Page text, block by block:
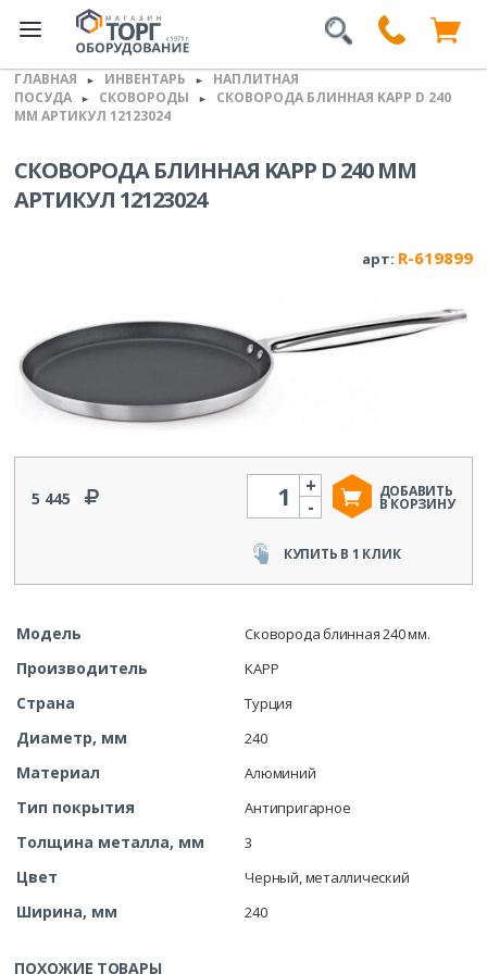
ГЛАВНАЯ ► ИНВЕНТАРЬ ►
НАПЛИТНАЯ
ПОСУДА
► СКОВОРОДЫ ►
СКОВОРОДА БЛИННАЯ KAPP D 240
ММ АРТИКУЛ 12123024
СКОВОРОДА БЛИННАЯ KAPP D 240 ММ
АРТИКУЛ 12123024
арт: R-619899
5 445
Количество
-
+ ДОБАВИТЬ
В КОРЗИНУ
КУПИТЬ В 1 КЛИК
Модель Сковорода блинная 240 мм.
Производитель KAPP
Страна Турция
Диаметр, мм 240
Материал Алюминий
Тип покрытия Антипригарное
Толщина металла, мм 3
Цвет Черный, металлический
Ширина, мм 240
ПОХОЖИЕ ТОВАРЫ